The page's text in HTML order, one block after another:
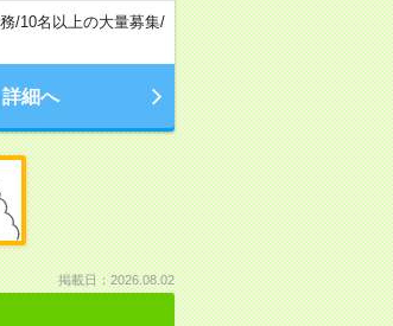
/10名以上の大量募集/
詳細へ
掲載日：2026.08.02